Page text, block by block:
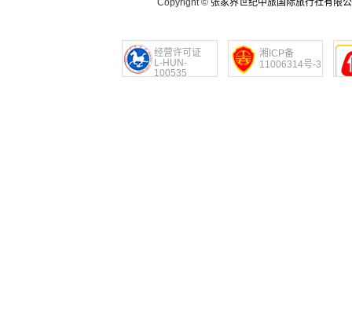
Copyright © 张家界世纪中旅国际旅行社有限
经营许可证
L-HUN-
100535
湘ICP备
11006314号-3